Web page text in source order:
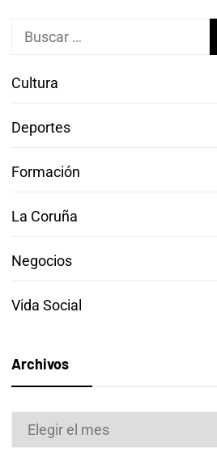
Buscar:
Cultura
Deportes
Formación
La Coruña
Negocios
Vida Social
Archivos
Archivos